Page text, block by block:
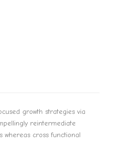
growth strategies via
reintermediate
whereas cross functional